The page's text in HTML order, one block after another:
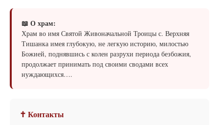
📖 О храм:
Храм во имя Святой Живоначальной Троицы с. Верхняя
Тишанка имея глубокую, не легкую историю, милостью
Божией, поднявшись с колен разрухи периода безбожия,
продолжает принимать под своими сводами всех
нуждающихся….
✝ Контакты